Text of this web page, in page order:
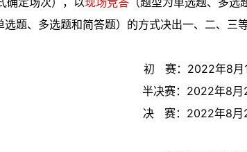
选题、多选题和简答题） 的方式决出一、二、三
初 赛：2022年8月
半决赛：2022年8月
决 赛：2022年8月